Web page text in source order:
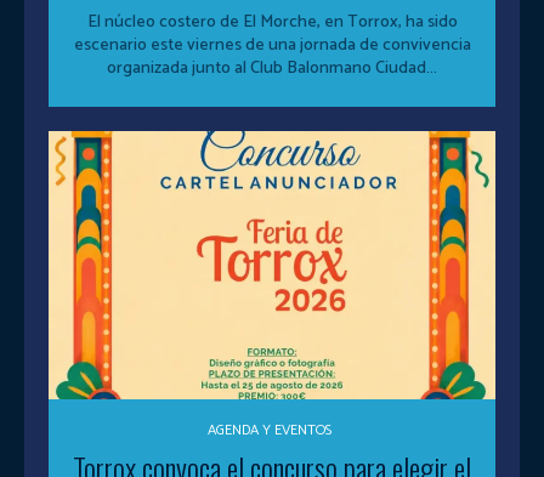
El núcleo costero de El Morche, en Torrox, ha sido
escenario este viernes de una jornada de convivencia
organizada junto al Club Balonmano Ciudad...
AGENDA Y EVENTOS
Torrox convoca el concurso para elegir el